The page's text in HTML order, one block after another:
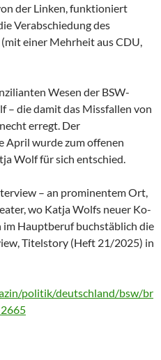
der Linken, funktioniert
Verabschiedung des
einer Mehrheit aus CDU,
Wesen der BSW-
– die damit das Missfallen von
erregt. Der
April wurde zum offenen
Wolf für sich entschied.
– an prominentem Ort,
wo Katja Wolfs neuer Ko-
Hauptberuf buchstäblich die
Titelstory (Heft 21/2025) in
politik/deutschland/bsw/br